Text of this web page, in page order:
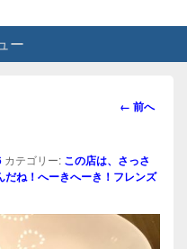
ー
画
ビ
ゲ
シ
← 前へ
カテゴリー: この店は、さっさ
だね！へーきへーき！フレンズ